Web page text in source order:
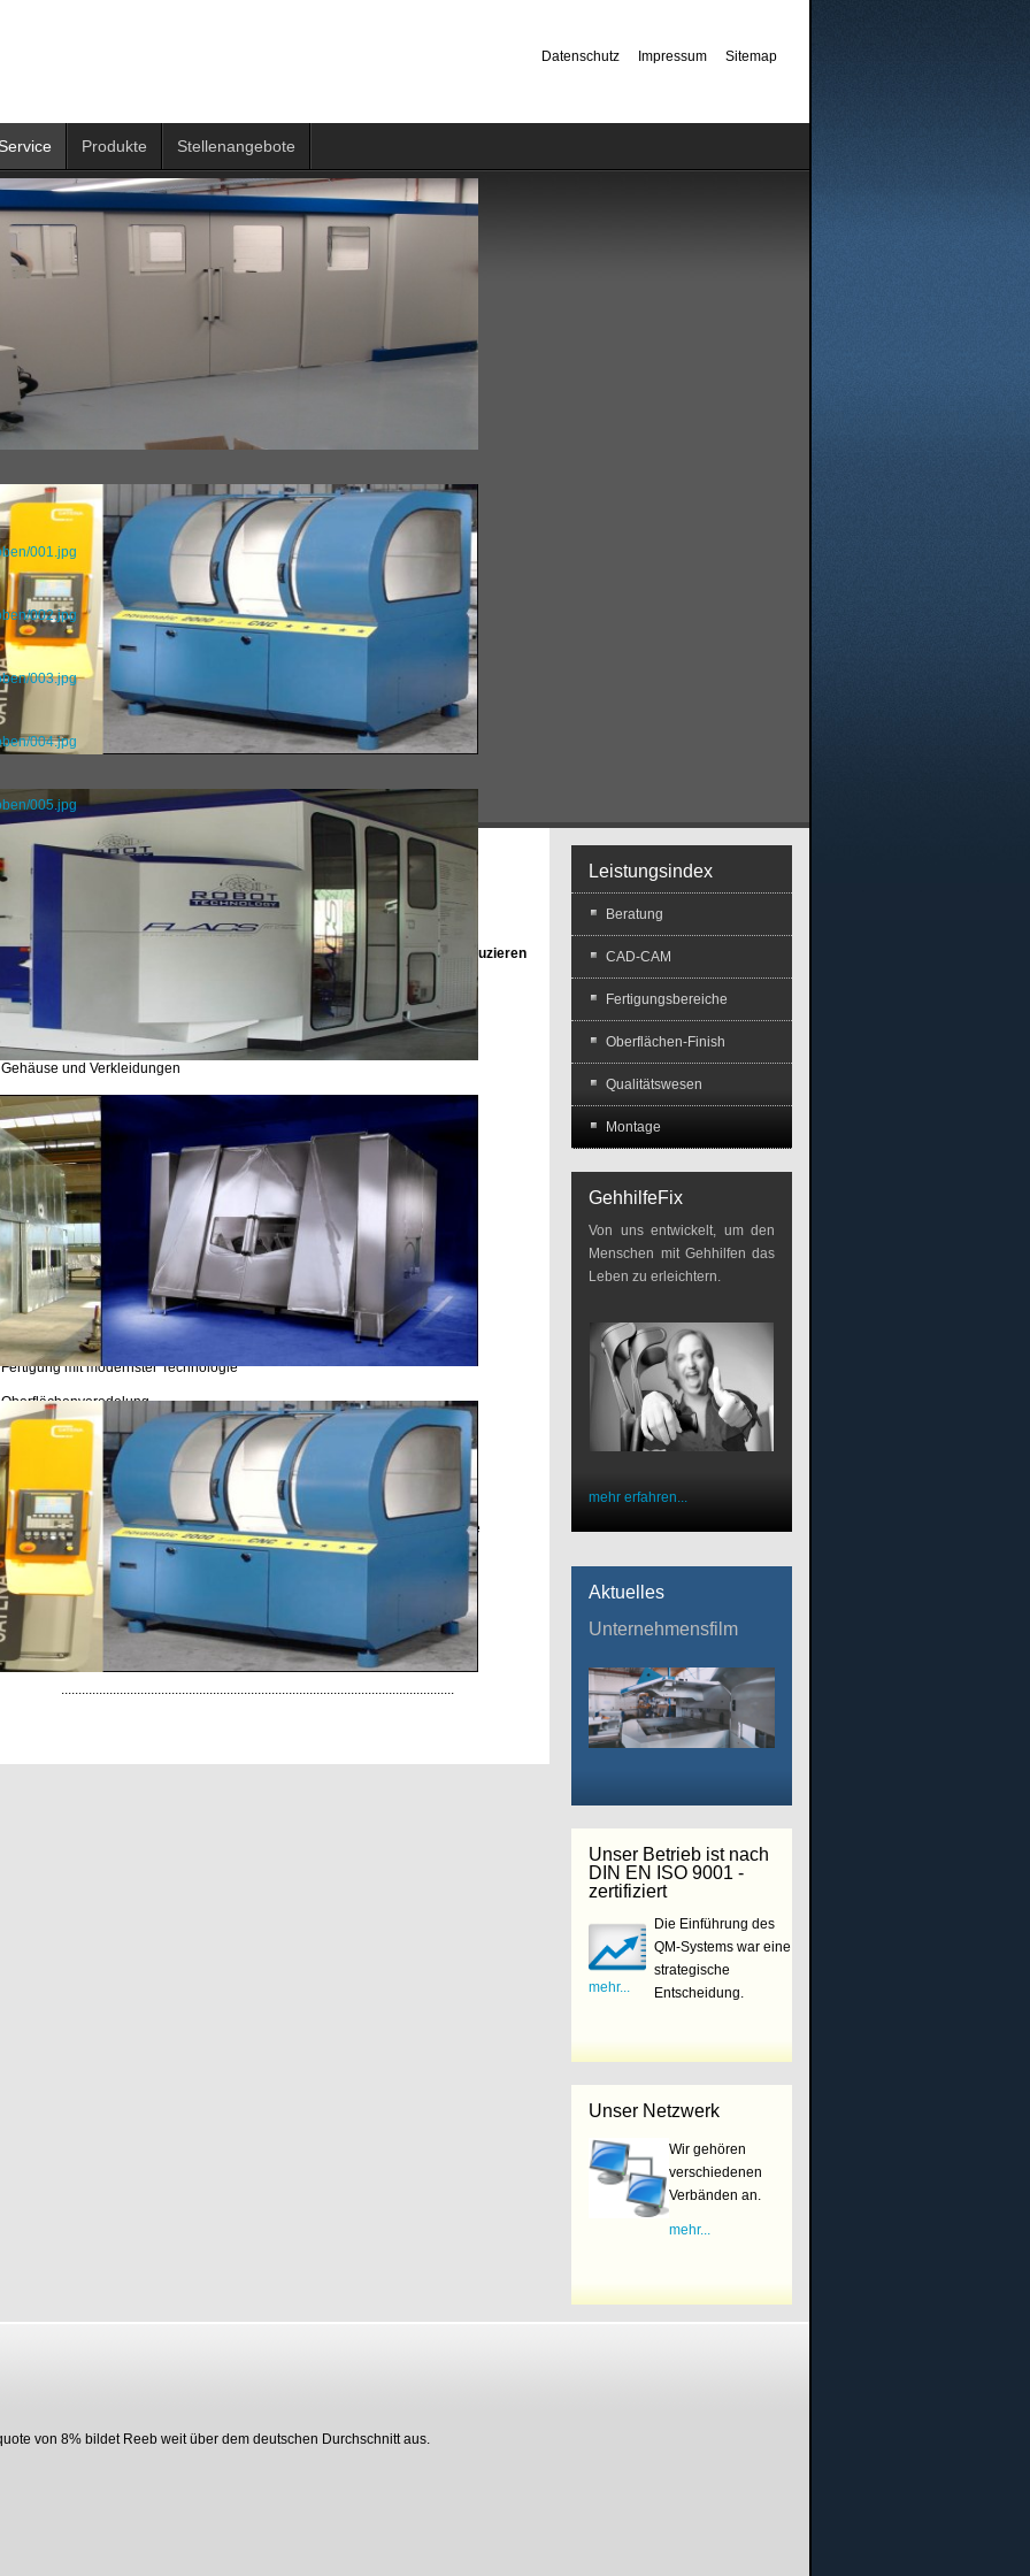
Datenschutz Impressum Sitemap
Produkte Stellenangebote
001.jpg
002.jpg
003.jpg
004.jpg
005.jpg
bei Reeb in Remchingen
sind ein mittelständisches Unternehmen der Blechbearbeitung und produzieren
anerkannter Komplettanbieter für unterschiedlichste Branchen
Groß- und Kompaktkabinen
Gehäuse und Verkleidungen
Steuerpulte und Schaltschränke
Biege- und Laserteile
Vollständig montierte Baugruppen
Service
3D-CAD Konstruktion
Beratung & Betreuung
Fertigung mit modernster Technologie
Oberflächenveredelung
Auslieferung und Montage
Kunden sind für uns die beste Werbung. Deshalb bieten wir für
Konstruktionen aus Stahl, Edelstahl und Aluminium, kompetente
und optimale Lösungen an. Wirtschaftlich, präzise und schnell.
freuen uns, auch Sie schon bald zu unseren Kunden zählen zu dürfen.
Team
..................................................................................................................
Leistungsindex
Beratung
CAD-CAM
Fertigungsbereiche
Oberflächen-Finish
Qualitätswesen
Montage
GehhilfeFix
Von uns entwickelt, um den
Menschen mit Gehhilfen das
Leben zu erleichtern.
mehr erfahren...
Aktuelles
Unternehmensfilm
Unser Betrieb ist nach
DIN EN ISO 9001 -
zertifiziert
mehr...
Die Einführung des
QM-Systems war eine
strategische
Entscheidung.
Unser Netzwerk
Wir gehören
verschiedenen
Verbänden an.
mehr...
von 8% bildet Reeb weit über dem deutschen Durchschnitt aus.